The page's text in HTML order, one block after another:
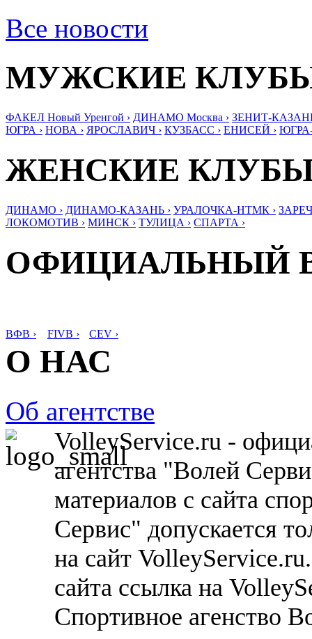
Все новости
МУЖСКИЕ
ФАКЕЛ Новый Уренгой › ДИНАМО Москва › ЗЕНИТ-
ЮГРА › НОВА › ЯРОСЛАВИЧ › КУЗБАСС › ЕНИСЕЙ ›
ЖЕНСКИЕ
ДИНАМО › ДИНАМО-КАЗАНЬ › УРАЛОЧКА-НТМК ›
ЛОКОМОТИВ › МИНСК › ТУЛИЦА › СПАРТА ›
ОФИЦИАЛЬНЫЙ
ВФВ › FIVB › CEV ›
О НАС
Об агентстве
VolleyService.ru -
агентства "Волей
материалов с сайта
Сервис" допускается
на сайт
сайта ссылка на
Спортивное агенство